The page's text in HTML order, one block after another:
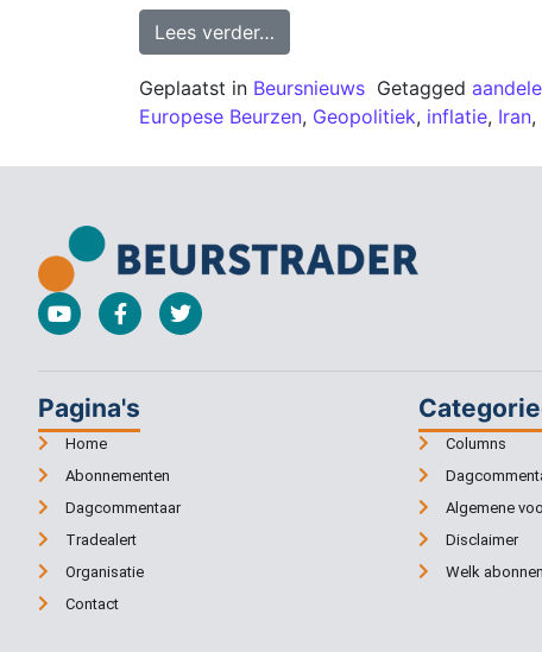
Lees verder…
Geplaatst in Beursnieuws Getagged
Europese Beurzen, Geopolitiek, inflatie, Iran,
Pagina's
Home
Abonnementen
Dagcommentaar
Tradealert
Organisatie
Contact
Columns
Algemene
Disclaimer
Welk